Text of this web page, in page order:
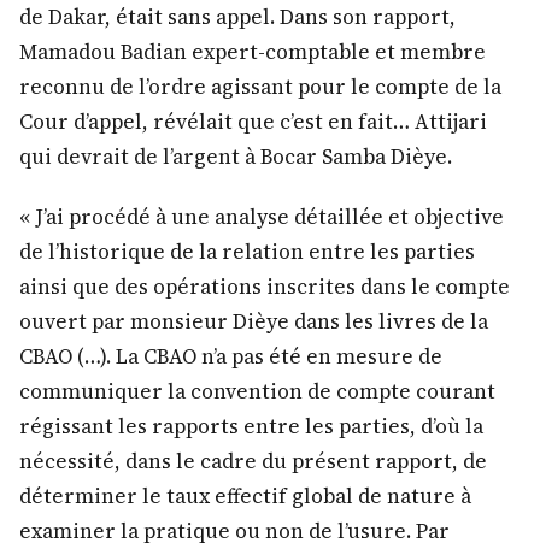
de Dakar, était sans appel. Dans son rapport,
Mamadou Badian expert-comptable et membre
reconnu de l’ordre agissant pour le compte de la
Cour d’appel, révélait que c’est en fait… Attijari
qui devrait de l’argent à Bocar Samba Dièye.
« J’ai procédé à une analyse détaillée et objective
de l’historique de la relation entre les parties
ainsi que des opérations inscrites dans le compte
ouvert par monsieur Dièye dans les livres de la
CBAO (…). La CBAO n’a pas été en mesure de
communiquer la convention de compte courant
régissant les rapports entre les parties, d’où la
nécessité, dans le cadre du présent rapport, de
déterminer le taux effectif global de nature à
examiner la pratique ou non de l’usure. Par